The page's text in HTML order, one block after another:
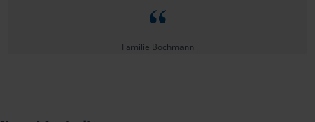
Familie Bochmann